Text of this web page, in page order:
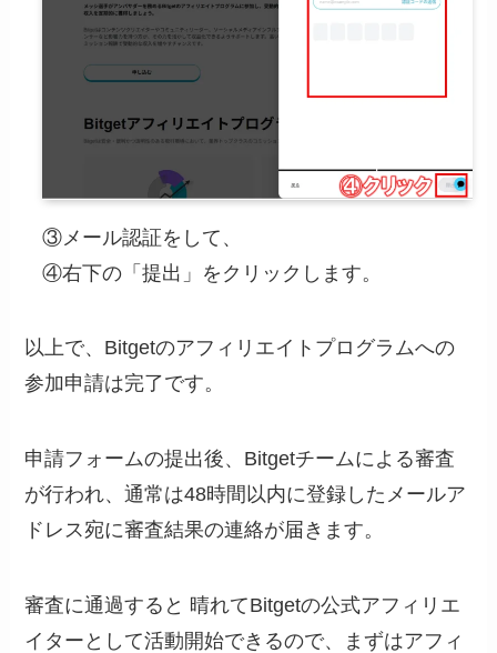
③メール認証をして、
④右下の「提出」をクリックします。
以上で、Bitgetのアフィリエイトプログラムへの
参加申請は完了です。
申請フォームの提出後、Bitgetチームによる審査
が行われ、通常は48時間以内に登録したメールア
ドレス宛に審査結果の連絡が届きます。
審査に通過すると 晴れてBitgetの公式アフィリエ
イターとして活動開始できるので、まずはアフィ